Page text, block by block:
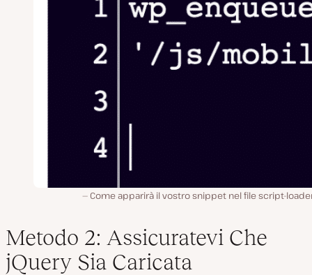
Come apparirà il vostro snippet nel file script-
Metodo 2: Assicuratevi Che
jQuery Sia Caricata